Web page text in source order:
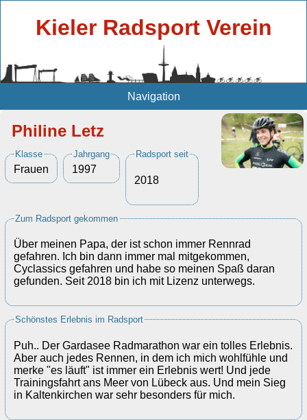
Kieler Radsport Verein
Navigation
Philine Letz
Klasse
Frauen
Jahrgang
1997
Radsport seit
2018
Zum Radsport gekommen
Über meinen Papa, der ist schon immer Rennrad
gefahren. Ich bin dann immer mal mitgekommen,
Cyclassics gefahren und habe so meinen Spaß daran
gefunden. Seit 2018 bin ich mit Lizenz unterwegs.
Schönstes Erlebnis im Radsport
Puh.. Der Gardasee Radmarathon war ein tolles Erlebnis.
Aber auch jedes Rennen, in dem ich mich wohlfühle und
merke "es läuft" ist immer ein Erlebnis wert! Und jede
Trainingsfahrt ans Meer von Lübeck aus. Und mein Sieg
in Kaltenkirchen war sehr besonders für mich.